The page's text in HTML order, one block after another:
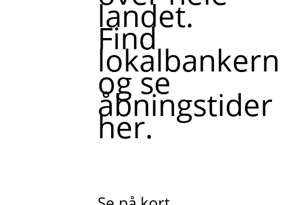
landet.
Find
lokalbankerne,
og se
åbningstider
her.